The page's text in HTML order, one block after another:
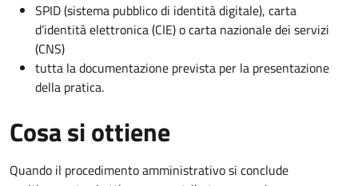
SPID (sistema pubblico di identità digitale), carta
d’identità elettronica (CIE) o carta nazionale dei servizi
(CNS)
tutta la documentazione prevista per la presentazione
della pratica.
Cosa si ottiene
Quando il procedimento amministrativo si conclude